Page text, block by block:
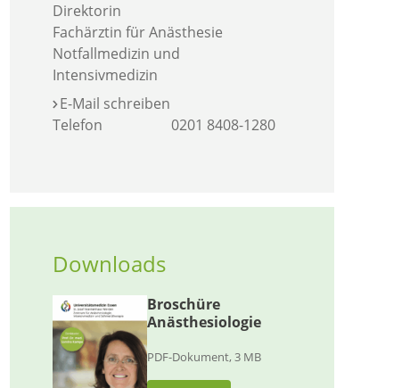
Direktorin
Fachärztin für Anästhesie
Notfallmedizin und
Intensivmedizin
E-Mail schreiben
Telefon
0201 8408-1280
Downloads
Broschüre
Anästhesiologie
PDF-Dokument, 3 MB